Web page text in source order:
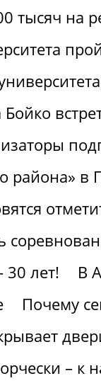
тысяч на
района» в
30 лет!
В
Почему
– к